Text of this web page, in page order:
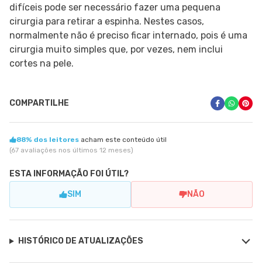
difíceis pode ser necessário fazer uma pequena
cirurgia para retirar a espinha. Nestes casos,
normalmente não é preciso ficar internado, pois é uma
cirurgia muito simples que, por vezes, nem inclui
cortes na pele.
COMPARTILHE
88% dos leitores acham este conteúdo útil
(67 avaliações nos últimos 12 meses)
ESTA INFORMAÇÃO FOI ÚTIL?
SIM NÃO
HISTÓRICO DE ATUALIZAÇÕES